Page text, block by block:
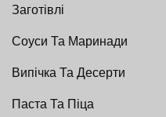
Заготівлі
Соуси Та Маринади
Випічка Та Десерти
Паста Та Піца